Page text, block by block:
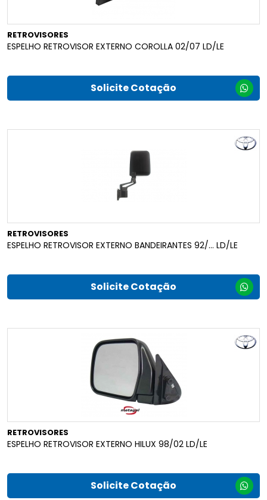
RETROVISORES
ESPELHO RETROVISOR EXTERNO COROLLA 02/07 LD/LE
Solicite Cotação
RETROVISORES
ESPELHO RETROVISOR EXTERNO BANDEIRANTES 92/... LD/LE
Solicite Cotação
RETROVISORES
ESPELHO RETROVISOR EXTERNO HILUX 98/02 LD/LE
Solicite Cotação